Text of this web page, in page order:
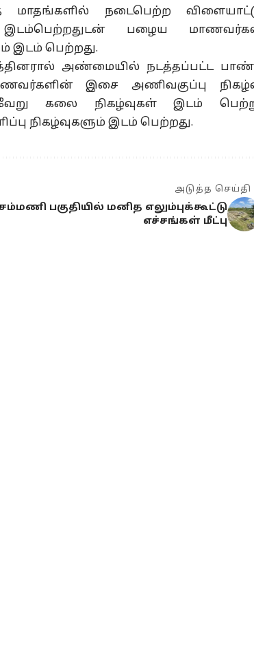
நடைபெற்ற
இடம்பெற்றதுடன் பழைய
இடம் பெற்றது.
அண்மையில் நடத்தப்பட்ட
இசை அணிவகுப்பு
கலை நிகழ்வுகள் இடம்
நிகழ்வுகளும் இடம் பெற்றது.
அடுத்த செய்தி
பகுதியில் மனித எலும்புக்கூட்டு
எச்சங்கள் மீட்பு